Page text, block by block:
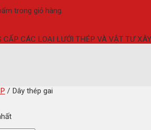
trong giỏ hàng.
CẤP CÁC LOẠI LƯỚI THÉP VÀ VẬT TƯ
/ Dây thép gai